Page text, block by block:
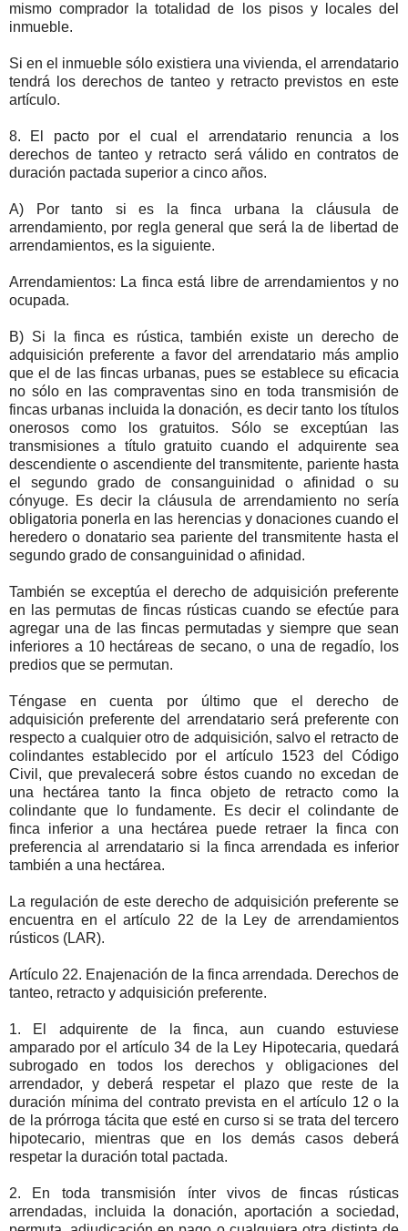
mismo comprador la totalidad de los pisos y locales del
inmueble.
Si en el inmueble sólo existiera una vivienda, el arrendatario
tendrá los derechos de tanteo y retracto previstos en este
artículo.
8. El pacto por el cual el arrendatario renuncia a los
derechos de tanteo y retracto será válido en contratos de
duración pactada superior a cinco años.
A) Por tanto si es la finca urbana la cláusula de
arrendamiento, por regla general que será la de libertad de
arrendamientos, es la siguiente.
Arrendamientos: La finca está libre de arrendamientos y no
ocupada.
B) Si la finca es rústica, también existe un derecho de
adquisición preferente a favor del arrendatario más amplio
que el de las fincas urbanas, pues se establece su eficacia
no sólo en las compraventas sino en toda transmisión de
fincas urbanas incluida la donación, es decir tanto los títulos
onerosos como los gratuitos. Sólo se exceptúan las
transmisiones a título gratuito cuando el adquirente sea
descendiente o ascendiente del transmitente, pariente hasta
el segundo grado de consanguinidad o afinidad o su
cónyuge. Es decir la cláusula de arrendamiento no sería
obligatoria ponerla en las herencias y donaciones cuando el
heredero o donatario sea pariente del transmitente hasta el
segundo grado de consanguinidad o afinidad.
También se exceptúa el derecho de adquisición preferente
en las permutas de fincas rústicas cuando se efectúe para
agregar una de las fincas permutadas y siempre que sean
inferiores a 10 hectáreas de secano, o una de regadío, los
predios que se permutan.
Téngase en cuenta por último que el derecho de
adquisición preferente del arrendatario será preferente con
respecto a cualquier otro de adquisición, salvo el retracto de
colindantes establecido por el artículo 1523 del Código
Civil, que prevalecerá sobre éstos cuando no excedan de
una hectárea tanto la finca objeto de retracto como la
colindante que lo fundamente. Es decir el colindante de
finca inferior a una hectárea puede retraer la finca con
preferencia al arrendatario si la finca arrendada es inferior
también a una hectárea.
La regulación de este derecho de adquisición preferente se
encuentra en el artículo 22 de la Ley de arrendamientos
rústicos (LAR).
Artículo 22. Enajenación de la finca arrendada. Derechos de
tanteo, retracto y adquisición preferente.
1. El adquirente de la finca, aun cuando estuviese
amparado por el artículo 34 de la Ley Hipotecaria, quedará
subrogado en todos los derechos y obligaciones del
arrendador, y deberá respetar el plazo que reste de la
duración mínima del contrato prevista en el artículo 12 o la
de la prórroga tácita que esté en curso si se trata del tercero
hipotecario, mientras que en los demás casos deberá
respetar la duración total pactada.
2. En toda transmisión ínter vivos de fincas rústicas
arrendadas, incluida la donación, aportación a sociedad,